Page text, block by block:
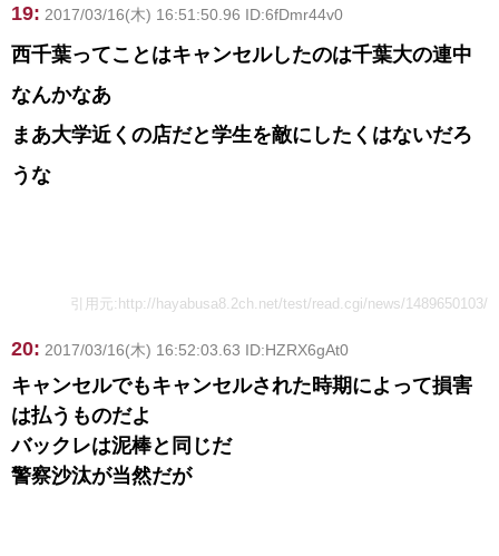
19: 2017/03/16(木) 16:51:50.96 ID:6fDmr44v0
西千葉ってことはキャンセルしたのは千葉大の連中
なんかなあ
まあ大学近くの店だと学生を敵にしたくはないだろ
うな
引用元: http://hayabusa8.2ch.net/test/read.cgi/news/1489650103/
20: 2017/03/16(木) 16:52:03.63 ID:HZRX6gAt0
キャンセルでもキャンセルされた時期によって損害
は払うものだよ
バックレは泥棒と同じだ
警察沙汰が当然だが